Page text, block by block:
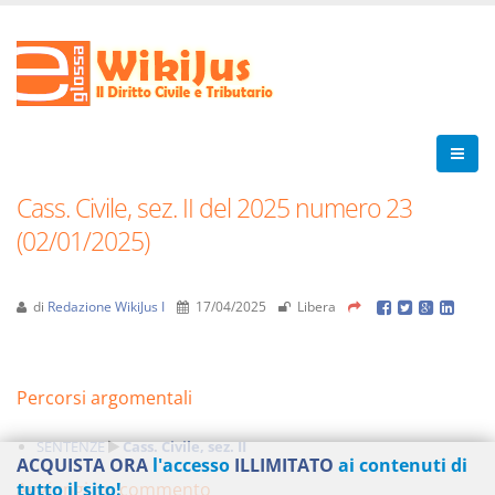
Cass. Civile, sez. II del 2025 numero 23
(02/01/2025)
di Redazione WikiJus I 17/04/2025 Libera
Percorsi argomentali
SENTENZE Cass. Civile, sez. II
Aggiungi un commento
ACQUISTA ORA l'accesso ILLIMITATO ai contenuti di
tutto il sito!